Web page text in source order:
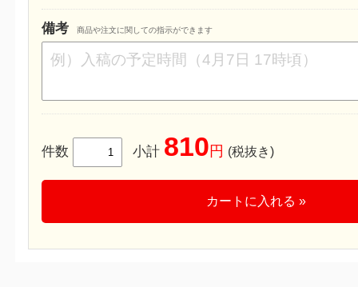
備考 商品や注文に関しての指示ができます
件数 小計 810 円 (税抜き)
カートに入れる »